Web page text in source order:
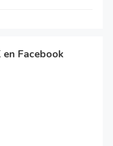
Facebook